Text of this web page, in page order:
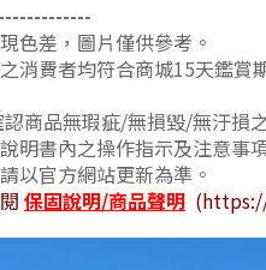
色差，圖片僅供參考。
消費者均符合商城15天鑑賞
商品無瑕疵/無損毀/無汙損
明書內之操作指示及注意事
以官方網站更新為準。
保固說明/商品聲明